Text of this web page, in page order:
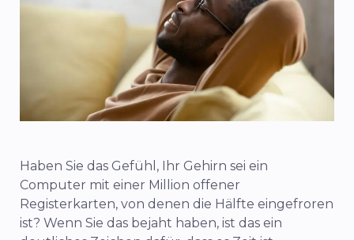
Haben Sie das Gefühl, Ihr Gehirn sei ein
Computer mit einer Million offener
Registerkarten, von denen die Hälfte eingefroren
ist? Wenn Sie das bejaht haben, ist das ein